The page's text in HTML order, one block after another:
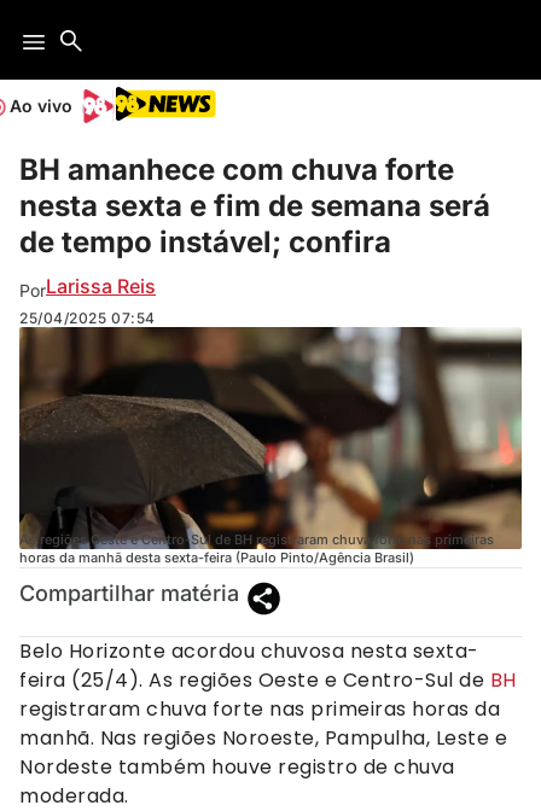
Ao vivo
BH amanhece com chuva forte
nesta sexta e fim de semana será
de tempo instável; confira
PorLarissa Reis
25/04/2025 07:54
As regiões Oeste e Centro-Sul de BH registraram chuva forte nas primeiras
horas da manhã desta sexta-feira (Paulo Pinto/Agência Brasil)
Compartilhar matéria
Belo Horizonte acordou chuvosa nesta sexta-
feira (25/4). As regiões Oeste e Centro-Sul de BH
registraram chuva forte nas primeiras horas da
manhã. Nas regiões Noroeste, Pampulha, Leste e
Nordeste também houve registro de chuva
moderada.